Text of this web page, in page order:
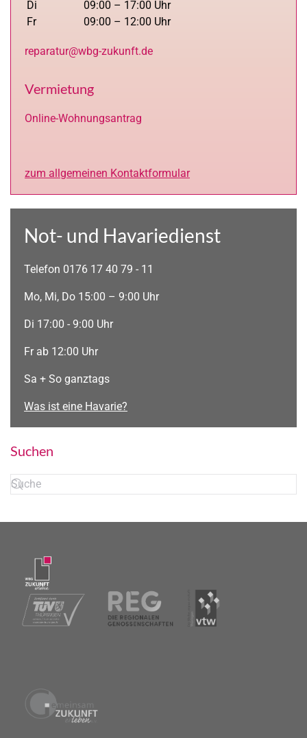
Di
09:00 – 17:00 Uhr
Fr
09:00 – 12:00 Uhr
reparatur@wbg-zukunft.de
Vermietung
Online-Wohnungsantrag
zum allgemeinen Kontaktformular
Not- und Havariedienst
Telefon 0176 17 40 79 - 11
Mo, Mi, Do 15:00 – 9:00 Uhr
Di 17:00 - 9:00 Uhr
Fr ab 12:00 Uhr
Sa + So ganztags
Was ist eine Havarie?
Suchen